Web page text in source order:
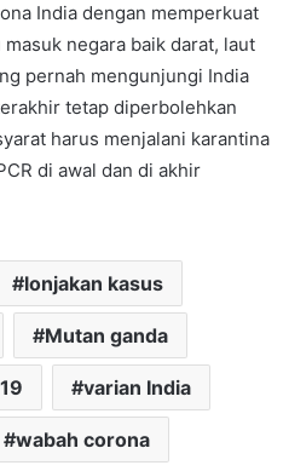
India dengan memperkuat
negara baik darat, laut
pernah mengunjungi India
tetap diperbolehkan
harus menjalani karantina
di awal dan di akhir
lonjakan kasus
Mutan ganda
varian India
wabah corona